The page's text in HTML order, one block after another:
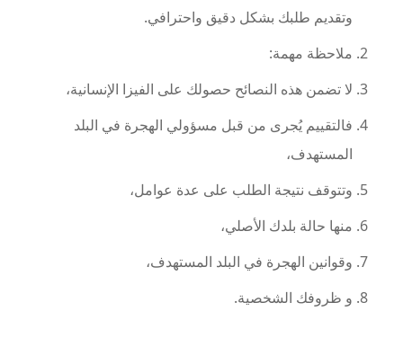
وتقديم طلبك بشكل دقيق واحترافي.
ملاحظة مهمة:
لا تضمن هذه النصائح حصولك على الفيزا الإنسانية،
فالتقييم يُجرى من قبل مسؤولي الهجرة في البلد
المستهدف،
وتتوقف نتيجة الطلب على عدة عوامل،
منها حالة بلدك الأصلي،
وقوانين الهجرة في البلد المستهدف،
و ظروفك الشخصية.